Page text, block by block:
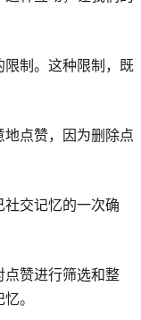
制。这种限制，既
点赞，因为删除点
交记忆的一次确
赞进行筛选和整
。